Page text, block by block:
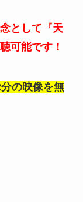
として『天
可能です！
の映像を無